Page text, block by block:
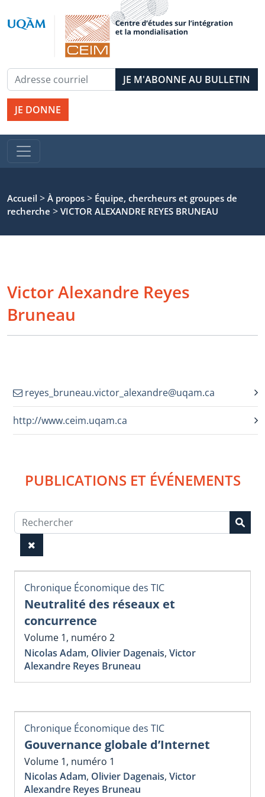
JE DONNE
Accueil > À propos > Équipe, chercheurs et groupes de
recherche > VICTOR ALEXANDRE REYES BRUNEAU
Victor Alexandre Reyes
Bruneau
reyes_bruneau.victor_alexandre@uqam.ca
http://www.ceim.uqam.ca
PUBLICATIONS ET ÉVÉNEMENTS
Chronique Économique des TIC
Neutralité des réseaux et
concurrence
Volume 1, numéro 2
Nicolas Adam, Olivier Dagenais, Victor
Alexandre Reyes Bruneau
Chronique Économique des TIC
Gouvernance globale d’Internet
Volume 1, numéro 1
Nicolas Adam, Olivier Dagenais, Victor
Alexandre Reyes Bruneau